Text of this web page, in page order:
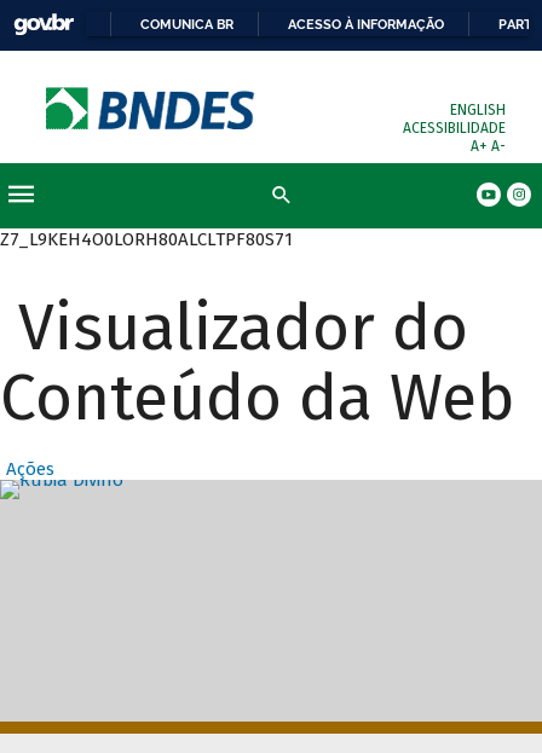
COMUNICA BR ACESSO À INFORMAÇÃO
ENGLISH
ACESSIBILIDADE
A+ A-
Z7_L9KEH4O0LORH80ALCLTPF80S71
Visualizador do
Conteúdo da Web
Ações
Destaques